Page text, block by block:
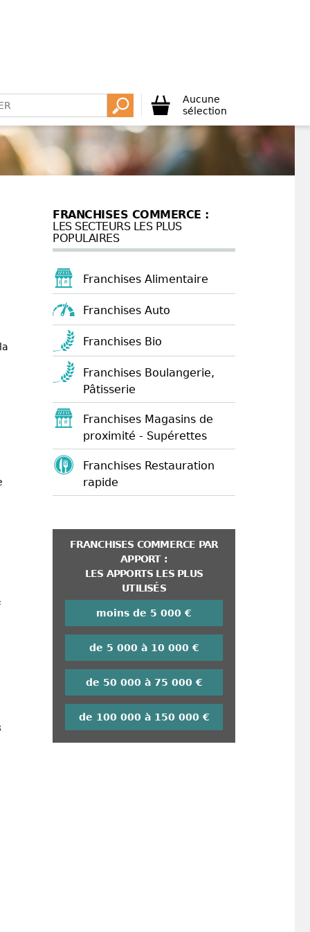
Aucune
sélection
FRANCHISES COMMERCE :
LES SECTEURS LES PLUS
POPULAIRES
Franchises Alimentaire
Franchises Auto
Franchises Bio
Franchises Boulangerie,
Pâtisserie
Franchises Magasins de
proximité - Supérettes
Franchises Restauration
rapide
FRANCHISES COMMERCE PAR
APPORT :
LES APPORTS LES PLUS
UTILISÉS
moins de 5 000 €
de 5 000 à 10 000 €
de 50 000 à 75 000 €
de 100 000 à 150 000 €